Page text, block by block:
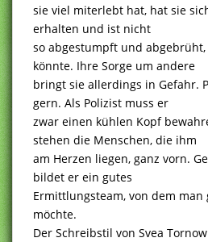
sie viel miterlebt hat, hat sie
erhalten und ist nicht
so abgestumpft und
könnte. Ihre Sorge um andere
bringt sie allerdings in Gefahr.
gern. Als Polizist muss er
zwar einen kühlen Kopf
stehen die Menschen, die ihm
am Herzen liegen, ganz vorn.
bildet er ein gutes
Ermittlungsteam, von dem
möchte.
Der Schreibstil von Svea